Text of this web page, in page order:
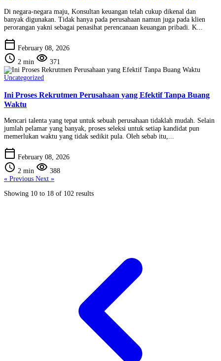
Di negara-negara maju, Konsultan keuangan telah cukup dikenal dan
banyak digunakan. Tidak hanya pada perusahaan namun juga pada klien
perorangan yakni sebagai penasihat perencanaan keuangan pribadi. K...
calendar_today February 08, 2026
schedule 2 min visibility 371
Uncategorized
Ini Proses Rekrutmen Perusahaan yang Efektif Tanpa Buang
Waktu
Mencari talenta yang tepat untuk sebuah perusahaan tidaklah mudah. Selain
jumlah pelamar yang banyak, proses seleksi untuk setiap kandidat pun
memerlukan waktu yang tidak sedikit pula. Oleh sebab itu,...
calendar_today February 08, 2026
schedule 2 min visibility 388
« Previous Next »
Showing 10 to 18 of 102 results